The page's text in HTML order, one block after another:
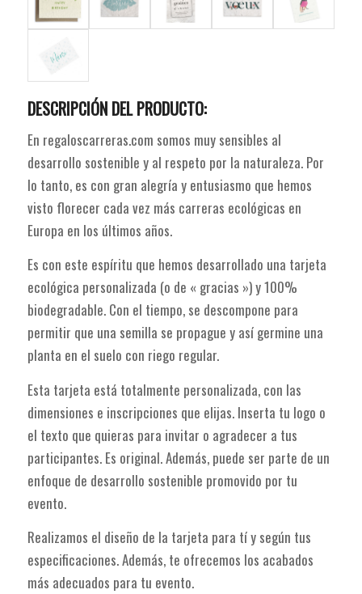
DESCRIPCIÓN DEL PRODUCTO:
En regaloscarreras.com somos muy sensibles al
desarrollo sostenible y al respeto por la naturaleza. Por
lo tanto, es con gran alegría y entusiasmo que hemos
visto florecer cada vez más carreras ecológicas en
Europa en los últimos años.
Es con este espíritu que hemos desarrollado una tarjeta
ecológica personalizada (o de « gracias ») y 100%
biodegradable. Con el tiempo, se descompone para
permitir que una semilla se propague y así germine una
planta en el suelo con riego regular.
Esta tarjeta está totalmente personalizada, con las
dimensiones e inscripciones que elijas. Inserta tu logo o
el texto que quieras para invitar o agradecer a tus
participantes. Es original. Además, puede ser parte de un
enfoque de desarrollo sostenible promovido por tu
evento.
Realizamos el diseño de la tarjeta para tí y según tus
especificaciones. Además, te ofrecemos los acabados
más adecuados para tu evento.